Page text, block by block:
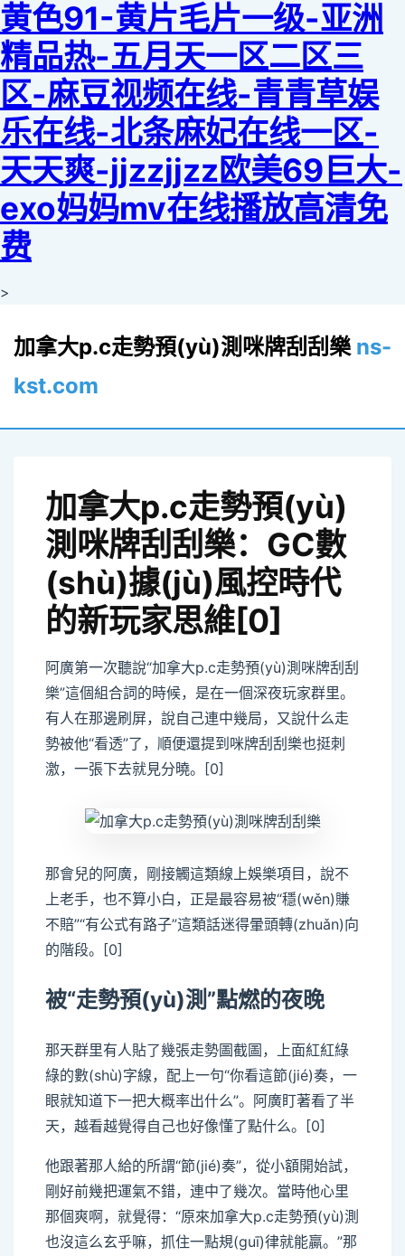
黄色91-黄片毛片一级-亚洲
精品热-五月天一区二区三
区-麻豆视频在线-青青草娱
乐在线-北条麻妃在线一区-
天天爽-jjzzjjzz欧美69巨大-
exo妈妈mv在线播放高清免
费
>
加拿大p.c走勢預(yù)測咪牌刮刮樂 ns-
kst.com
加拿大p.c走勢預(yù)
測咪牌刮刮樂：GC數
(shù)據(jù)風控時代
的新玩家思維[0]
阿廣第一次聽說“加拿大p.c走勢預(yù)測咪牌刮刮
樂”這個組合詞的時候，是在一個深夜玩家群里。
有人在那邊刷屏，說自己連中幾局，又說什么走
勢被他“看透”了，順便還提到咪牌刮刮樂也挺刺
激，一張下去就見分曉。[0]
那會兒的阿廣，剛接觸這類線上娛樂項目，說不
上老手，也不算小白，正是最容易被“穩(wěn)賺
不賠”“有公式有路子”這類話迷得暈頭轉(zhuǎn)向
的階段。[0]
被“走勢預(yù)測”點燃的夜晚
那天群里有人貼了幾張走勢圖截圖，上面紅紅綠
綠的數(shù)字線，配上一句“你看這節(jié)奏，一
眼就知道下一把大概率出什么”。阿廣盯著看了半
天，越看越覺得自己也好像懂了點什么。[0]
他跟著那人給的所謂“節(jié)奏”，從小額開始試，
剛好前幾把運氣不錯，連中了幾次。當時他心里
那個爽啊，就覺得：“原來加拿大p.c走勢預(yù)測
也沒這么玄乎嘛，抓住一點規(guī)律就能贏。”那